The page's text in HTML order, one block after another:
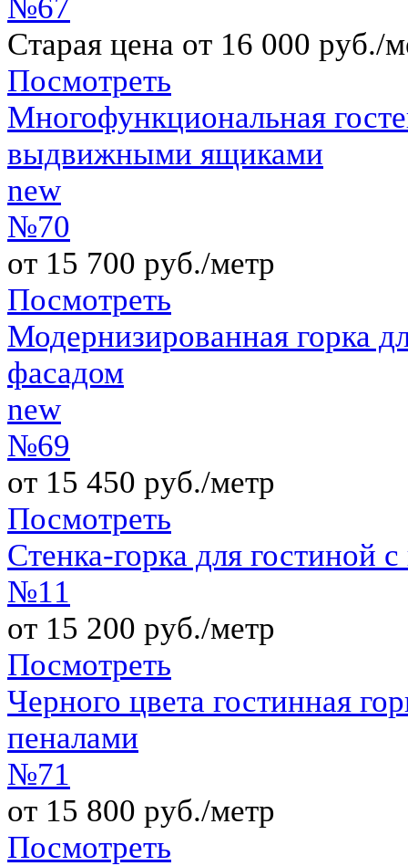
№67
Старая цена от 16 000 руб./
Посмотреть
Многофункциональная
выдвижными ящиками
new
№70
от 15 700 руб./метр
Посмотреть
Модернизированная горка
фасадом
new
№69
от 15 450 руб./метр
Посмотреть
Стенка-горка для
№11
от 15 200 руб./метр
Посмотреть
Черного цвета гостинная
пеналами
№71
от 15 800 руб./метр
Посмотреть